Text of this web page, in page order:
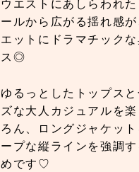
ウエストにあしらわれ
ールから広がる揺れ感
エットにドラマチック
ス◎
ゆるっとしたトップス
ズな大人カジュアルを
ろん、ロングジャケッ
ープな縦ラインを強調
めです♡